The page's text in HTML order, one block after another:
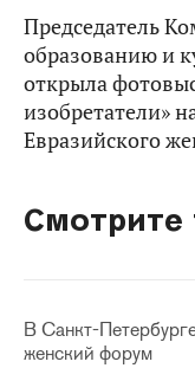
Председатель
образованию и
открыла
изобретатели»
Евразийского
Смотрите
В Санкт-
женский форум